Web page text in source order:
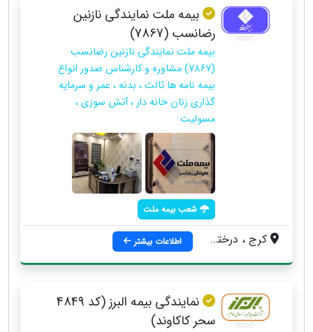
بیمه ملت نمایندگی نازنین
رضانسب (7867)
بیمه ملت نمایندگی نازنین رضانسب
(7867) مشاوره و کارشناس صدور انواع
بیمه نامه ها ثالث ، بدنه ، عمر و سرمایه
گذاری زنان خانه دار ، آتش سوزی ،
مسولیت
شعب بیمه ملت
کرج ، درختی ، خیام غربی ، حافظ شمالی ، نبش بلوار مصطفی خمینی ، ساختمان حافظ ، طبقه اول ، واحد 3 اطلاعات بیشتر
نمایندگی بیمه البرز (کد 4849
سحر کاکاوند)